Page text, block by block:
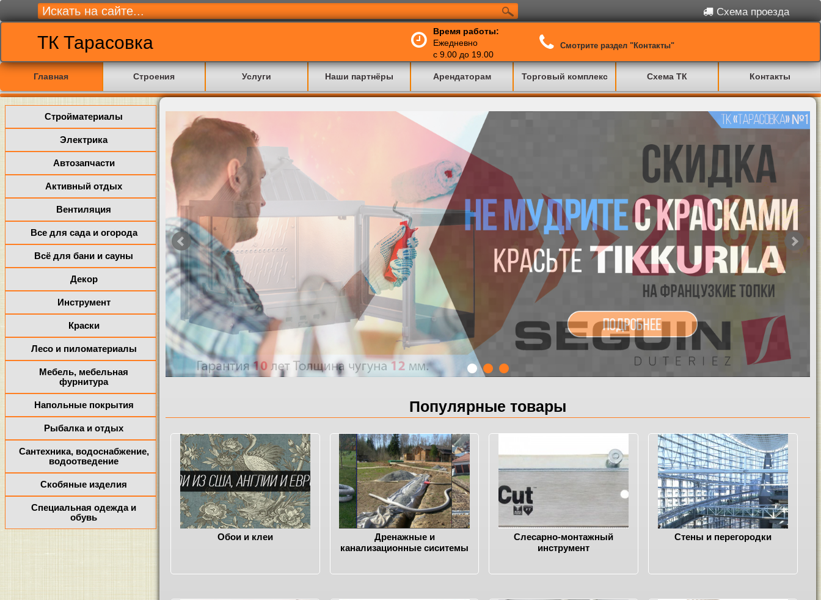
Схема проезда
ТК Тарасовка
Время работы:
Ежедневно
с 9.00 до 19.00
Смотрите раздел "Контакты"
Главная Строения Услуги Наши партнёры Арендаторам Торговый комплекс Схема ТК Контакты
Стройматериалы
Электрика
Автозапчасти
Активный отдых
Вентиляция
Все для сада и огорода
Всё для бани и сауны
Декор
Инструмент
Краски
Лесо и пиломатериалы
Мебель, мебельная
фурнитура
Напольные покрытия
Рыбалка и отдых
Сантехника, водоснабжение,
водоотведение
Скобяные изделия
Специальная одежда и
обувь
Популярные товары
Обои и клеи
Дренажные и
канализационные сиситемы
Слесарно-монтажный
инструмент
Стены и перегородки